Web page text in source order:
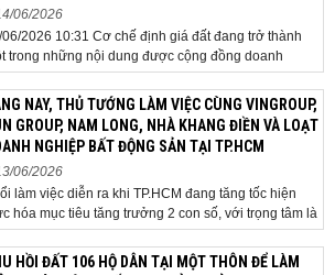
06/2026
06/2026 10:31 Cơ chế định giá đất đang trở thành
trong những nội dung được cộng đồng doanh
các chuyên gia và cơ quan quản lý đặc biệt
tâm khi tác động trực tiếp đến quá trình triển khai
án, thu hút đầu tư và sự phát triển ổn định của...
NAY, THỦ TƯỚNG LÀM VIỆC CÙNG VINGROUP,
GROUP, NAM LONG, NHÀ KHANG ĐIỀN VÀ LOẠT
NGHIỆP BẤT ĐỘNG SẢN TẠI TP.HCM
06/2026
làm việc diễn ra khi TP.HCM đang tăng tốc hiện
hóa mục tiêu tăng trưởng 2 con số, với trọng tâm là
ngân đầu tư công, hoàn thiện mô hình chính quyền
phương 2 cấp, phát triển nhà ở xã hội và xử lý các
HỒI ĐẤT 106 HỘ DÂN TẠI MỘT THÔN ĐỂ LÀM